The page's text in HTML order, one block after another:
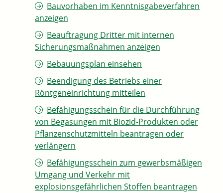
Bauvorhaben im Kenntnisgabeverfahren
anzeigen
Beauftragung Dritter mit internen
Sicherungsmaßnahmen anzeigen
Bebauungsplan einsehen
Beendigung des Betriebs einer
Röntgeneinrichtung mitteilen
Befähigungsschein für die Durchführung
von Begasungen mit Biozid-Produkten oder
Pflanzenschutzmitteln beantragen oder
verlängern
Befähigungsschein zum gewerbsmäßigen
Umgang und Verkehr mit
explosionsgefährlichen Stoffen beantragen